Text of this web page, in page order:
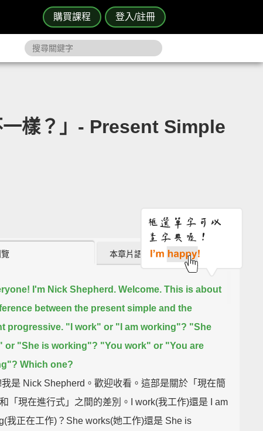
購買課程 登入/註冊
樣？」- Present Simple
本章片語 (0)
I'm Nick Shepherd. Welcome. This is about
between the present simple and the
progressive. "I work" or "I am working"? "She
or "She is working"? "You work" or "You are
Which one?
我是 Nick Shepherd。歡迎收看。這部是關於「現在簡
「現在進行式」之間的差別。I work(我工作)還是 I am
我正在工作)？She works(她工作)還是 She is